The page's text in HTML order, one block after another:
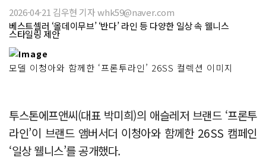
2026-04-21 김우현 기자 whk59@naver.com
베스트셀러 ‘올데이무브’ ‘반다’ 라인 등 다양한 일상 속 웰니스
스타일링 제안
모델 이청아와 함께한 ‘프론투라인’ 26SS 컬렉션 이미지
투스톤에프앤씨(대표 박미희)의 애슬레저 브랜드 ‘프론투
라인’이 브랜드 앰버서더 이청아와 함께한 26SS 캠페인
‘일상 웰니스’를 공개했다.